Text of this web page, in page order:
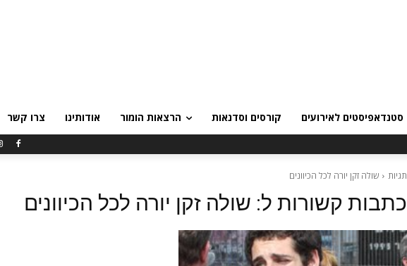
סטנדאפיסטים לאירועים קורסים וסדנאות הרצאות הומור אודותינו צרו קשר
תגיות שולה זקן יורה לכל הכיוונים
כתבות קשורות ל: שולה זקן יורה לכל הכיוונים